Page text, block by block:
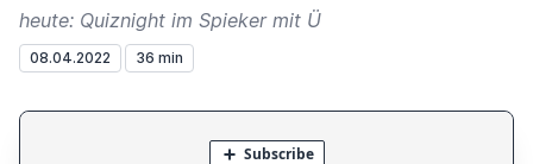
heute: Quiznight im Spieker mit Ü
08.04.2022 36 min